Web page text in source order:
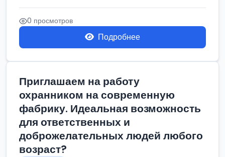
0 просмотров
Подробнее
Приглашаем на работу
охранником на современную
фабрику. Идеальная возможность
для ответственных и
доброжелательных людей любого
возраст?